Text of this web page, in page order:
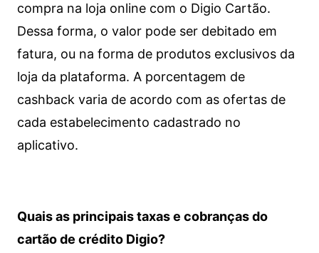
compra na loja online com o Digio Cartão.
Dessa forma, o valor pode ser debitado em
fatura, ou na forma de produtos exclusivos da
loja da plataforma. A porcentagem de
cashback varia de acordo com as ofertas de
cada estabelecimento cadastrado no
aplicativo.
Quais as principais taxas e cobranças do
cartão de crédito Digio?